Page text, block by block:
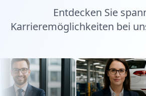
Entdecken Sie
Karrieremöglichkeiten bei